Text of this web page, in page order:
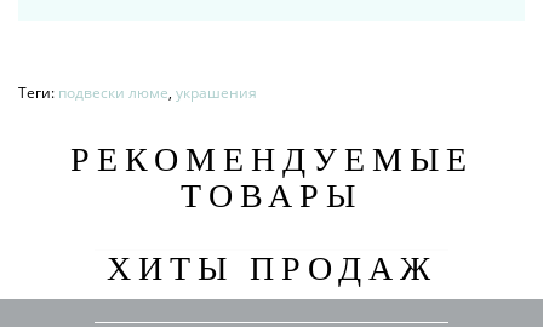
Теги: подвески люме, украшения
РЕКОМЕНДУЕМЫЕ
ТОВАРЫ
ХИТЫ ПРОДАЖ